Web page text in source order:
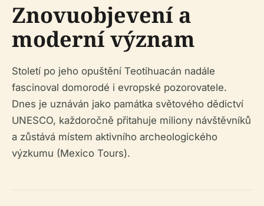
Znovuobjevení a
moderní význam
Století po jeho opuštění Teotihuacán nadále
fascinoval domorodé i evropské pozorovatele.
Dnes je uznáván jako památka světového dědictví
UNESCO, každoročně přitahuje miliony návštěvníků
a zůstává místem aktivního archeologického
výzkumu (Mexico Tours).